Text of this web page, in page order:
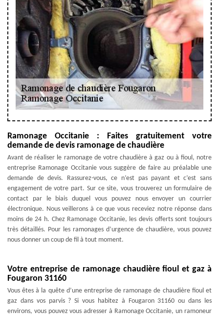
Ramonage Occitanie : Faites gratuitement votre
demande de devis ramonage de chaudière
Avant de réaliser le ramonage de votre chaudière à gaz ou à fioul, notre
entreprise Ramonage Occitanie vous suggère de faire au préalable une
demande de devis. Rassurez-vous, ce n’est pas payant et c’est sans
engagement de votre part. Sur ce site, vous trouverez un formulaire de
contact par le biais duquel vous pouvez nous envoyer un courrier
électronique. Nous veillerons à ce que vous receviez notre réponse dans
moins de 24 h. Chez Ramonage Occitanie, les devis offerts sont toujours
très détaillés. Pour les ramonages d’urgence de chaudière, vous pouvez
nous donner un coup de fil à tout moment.
Votre entreprise de ramonage chaudière fioul et gaz à
Fougaron 31160
Vous êtes à la quête d’une entreprise de ramonage de chaudière fioul et
gaz dans vos parvis ? Si vous habitez à Fougaron 31160 ou dans les
environs, vous pouvez vous adresser à Ramonage Occitanie, un ramoneur